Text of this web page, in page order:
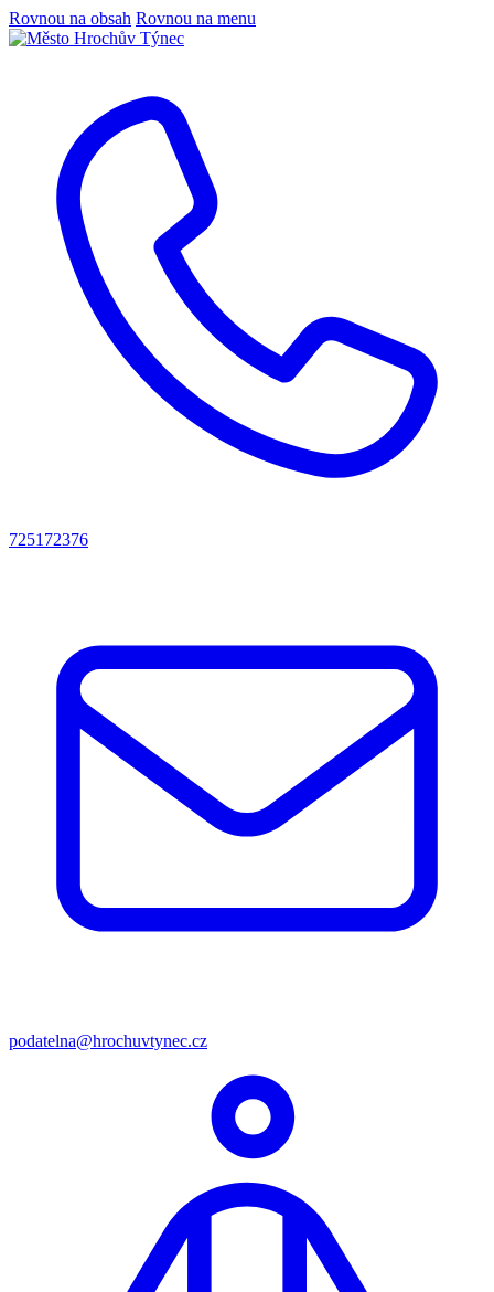
Rovnou na obsah Rovnou na menu
725172376
podatelna@hrochuvtynec.cz